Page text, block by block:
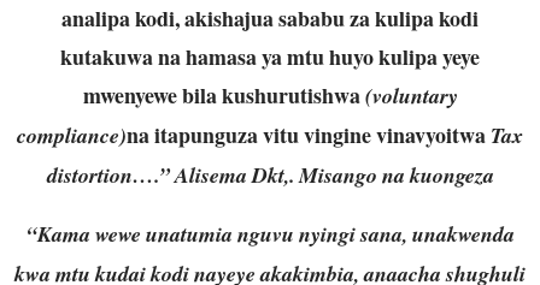
analipa kodi, akishajua sababu za kulipa kodi
kutakuwa na hamasa ya mtu huyo kulipa yeye
mwenyewe bila kushurutishwa(voluntary
compliance)na itapunguza vitu vingine vinavyoitwa Tax
distortion….” Alisema Dkt,. Misango na kuongeza
“Kama wewe unatumia nguvu nyingi sana, unakwenda
kwa mtu kudai kodi nayeye akakimbia, anaacha shughuli